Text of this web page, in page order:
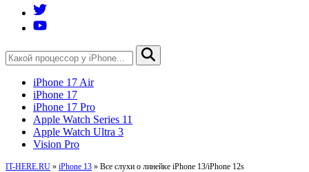
iPhone 17 Air
iPhone 17
iPhone 17 Pro
Apple Watch Series 11
Apple Watch Ultra 3
Vision Pro
IT-HERE.RU » iPhone 13 » Все слухи о линейке iPhone 13/iPhone 12s